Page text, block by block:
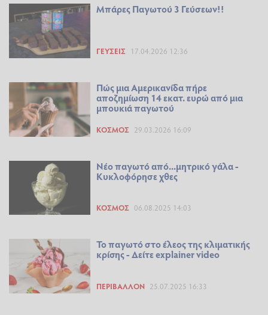
Μπάρες Παγωτού 3 Γεύσεων!!
ΓΕΎΣΕΙΣ 17.04.2026 12:36
Πώς μια Αμερικανίδα πήρε
αποζημίωση 14 εκατ. ευρώ από μια
μπουκιά παγωτού
ΚΌΣΜΟΣ 29.03.2026 16:09
Νέο παγωτό από...μητρικό γάλα -
Κυκλοφόρησε χθες
ΚΌΣΜΟΣ 06.08.2025 14:03
Το παγωτό στο έλεος της κλιματικής
κρίσης - Δείτε explainer video
ΠΕΡΙΒΆΛΛΟΝ 25.07.2025 16:33